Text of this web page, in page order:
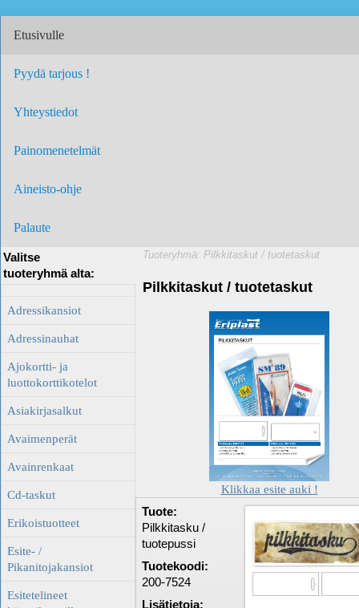
Etusivulle
Pyydä tarjous !
Yhteystiedot
Painomenetelmät
Aineisto-ohje
Palaute
Valitse
tuoteryhmä alta:
Adressikansiot
Adressinauhat
Ajokortti- ja
luottokorttikotelot
Asiakirjasalkut
Avaimenperät
Avainrenkaat
Cd-taskut
Erikoistuotteet
Esite- /
Pikanitojakansiot
Esitetelineet
Tuoteryhmä: Pilkkitaskut / tuotetaskut
Pilkkitaskut / tuotetaskut
Klikkaa esite auki !
Tuote:
Pilkkitasku /
tuotepussi
Tuotekoodi:
200-7524
Lisätietoja: